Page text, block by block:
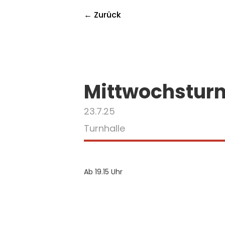
← Zurück
23.7.25
Turnhalle
Ab 19.15 Uhr